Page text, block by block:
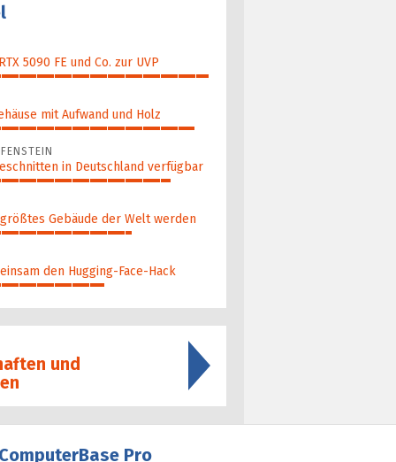
5090 FE und Co. zur UVP
mit Aufwand und Holz
in Deutschland verfügbar
Gebäude der Welt werden
den Hugging-Face-Hack
und
ComputerBase Pro